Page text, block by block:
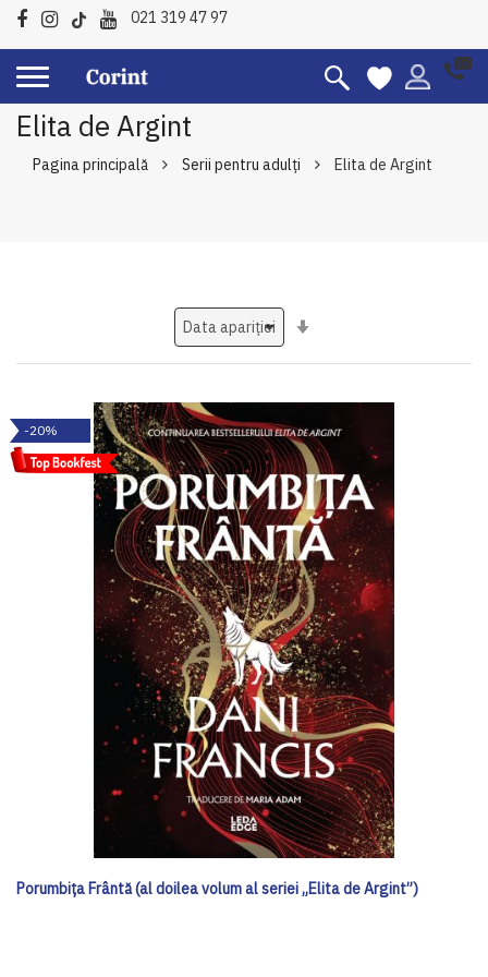
021 319 47 97
Elita de Argint
Pagina principală Serii pentru adulți Elita de Argint
-20%
Porumbița Frântă (al doilea volum al seriei „Elita de Argint”)